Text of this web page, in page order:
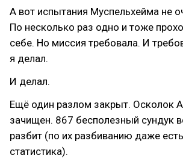
А вот испытания Муспельхейма не
По несколько раз одно и тоже
себе. Но миссия требовала. И
я делал.
И делал.
Ещё один разлом закрыт. Осколок
зачищен. 867 бесполезный сундук
разбит (по их разбиванию даже
статистика).